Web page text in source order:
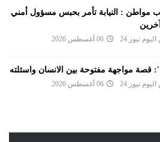
مواطن : النيابة تأمر بحبس مسؤول أمني
نيوز 24 06 أغسطس 2026
قصة مواجهة مفتوحة بين الانسان واسئلته
نيوز 24 06 أغسطس 2026